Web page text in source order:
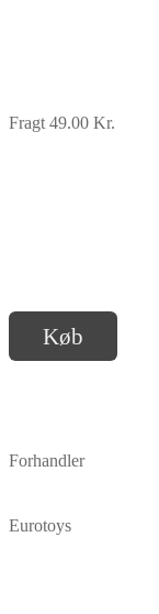
Fragt 49.00 Kr.
Køb
Forhandler
Eurotoys